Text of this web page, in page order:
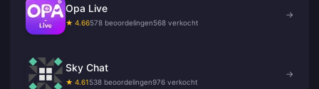
Opa Live
★ 4.66578 beoordelingen568 verkocht
→
Sky Chat
★ 4.61538 beoordelingen976 verkocht
→